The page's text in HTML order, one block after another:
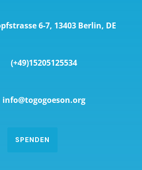
6-7, 13403 Berlin, DE
(+49)15205125534
info@togogoeson.org
SPENDEN